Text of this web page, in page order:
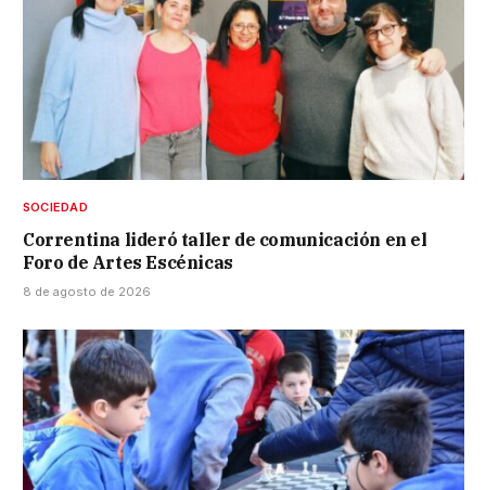
SOCIEDAD
Correntina lideró taller de comunicación en el
Foro de Artes Escénicas
8 de agosto de 2026